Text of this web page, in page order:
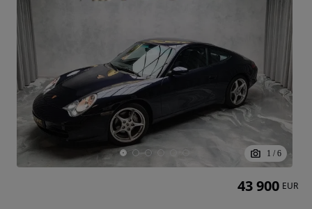
1 / 6
43 900 EUR